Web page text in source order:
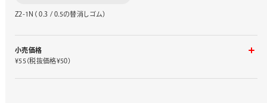
Z2-1N（ 0.3 / 0.5の替消しゴム）
小売価格
¥55（税抜価格¥50）
入り数
品番